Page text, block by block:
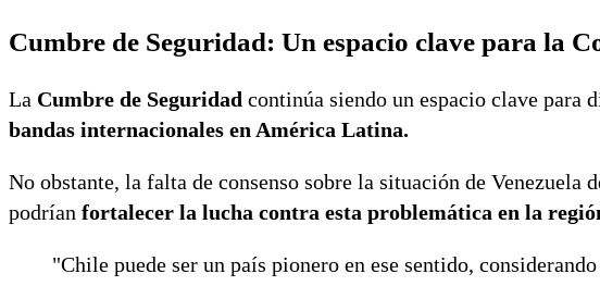
Cumbre de Seguridad: Un espacio clave para la
La Cumbre de Seguridad continúa siendo un espacio clave para
bandas internacionales en América Latina.
No obstante, la falta de consenso sobre la situación de Venezuela
podrían fortalecer la lucha contra esta problemática en la
"Chile puede ser un país pionero en ese sentido,